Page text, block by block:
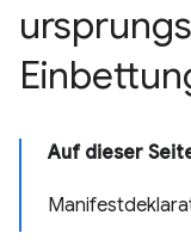
Auf dieser